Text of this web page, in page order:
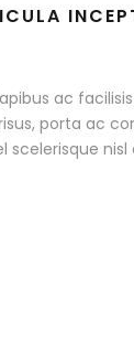
ac
porta ac
scelerisque